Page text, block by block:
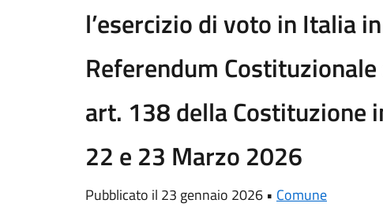
l’esercizio di voto in Italia
Referendum
art. 138 della Costituzione
22 e 23 Marzo 2026
Pubblicato il 23 gennaio 2026 • Comune